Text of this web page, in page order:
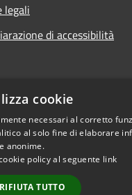
legali
di accessibilità
cookie
necessari al corretto
al solo fine di elaborare
anonime.
policy al seguente link
RIFIUTA TUTTO